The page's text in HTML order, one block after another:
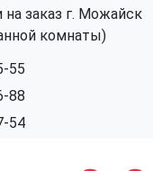
заказ г. Можайск
комнаты)
55
88
54